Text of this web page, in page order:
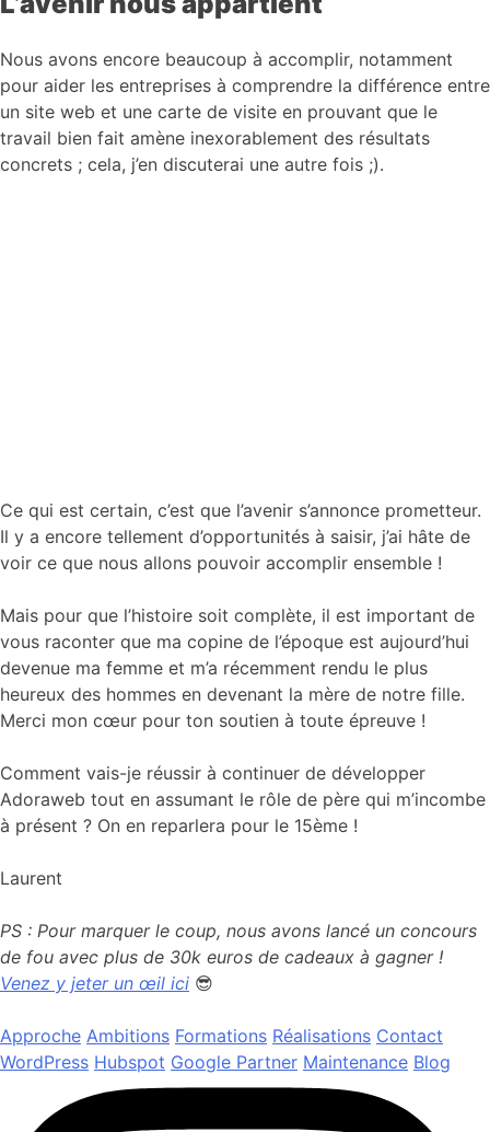
Nous avons encore beaucoup à accomplir, notamment
pour aider les entreprises à comprendre la différence entre
un site web et une carte de visite en prouvant que le
travail bien fait amène inexorablement des résultats
concrets ; cela, j’en discuterai une autre fois ;).
Ce qui est certain, c’est que l’avenir s’annonce prometteur.
Il y a encore tellement d’opportunités à saisir, j’ai hâte de
voir ce que nous allons pouvoir accomplir ensemble !
Mais pour que l’histoire soit complète, il est important de
vous raconter que ma copine de l’époque est aujourd’hui
devenue ma femme et m’a récemment rendu le plus
heureux des hommes en devenant la mère de notre fille.
Merci mon cœur pour ton soutien à toute épreuve !
Comment vais-je réussir à continuer de développer
Adoraweb tout en assumant le rôle de père qui m’incombe
à présent ? On en reparlera pour le 15ème !
Laurent
PS : Pour marquer le coup, nous avons lancé un concours
de fou avec plus de 30k euros de cadeaux à gagner !
Venez y jeter un œil ici 😎
Approche Ambitions Formations Réalisations Contact
WordPress Hubspot Google Partner Maintenance Blog